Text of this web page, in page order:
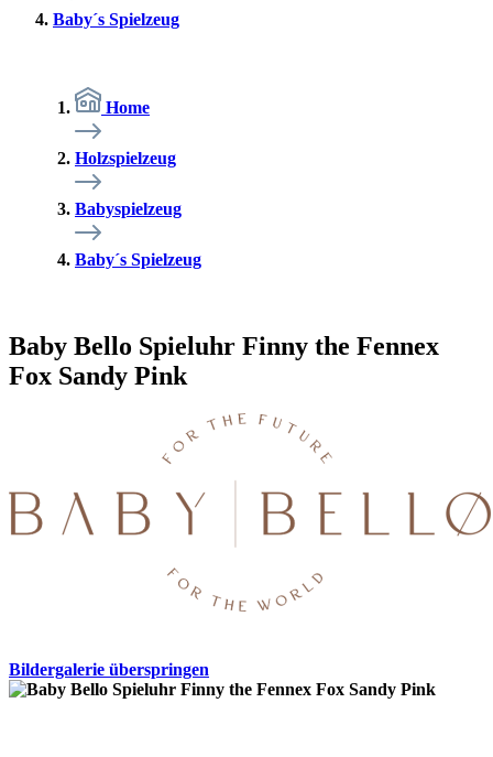
Baby´s Spielzeug
Home
Holzspielzeug
Babyspielzeug
Baby´s Spielzeug
Baby Bello Spieluhr Finny the Fennex
Fox Sandy Pink
Bildergalerie überspringen